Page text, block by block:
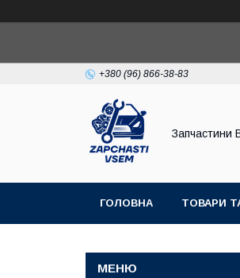
+380 (96) 866-38-83
Запчастини
ГОЛОВНА ТОВАРИ